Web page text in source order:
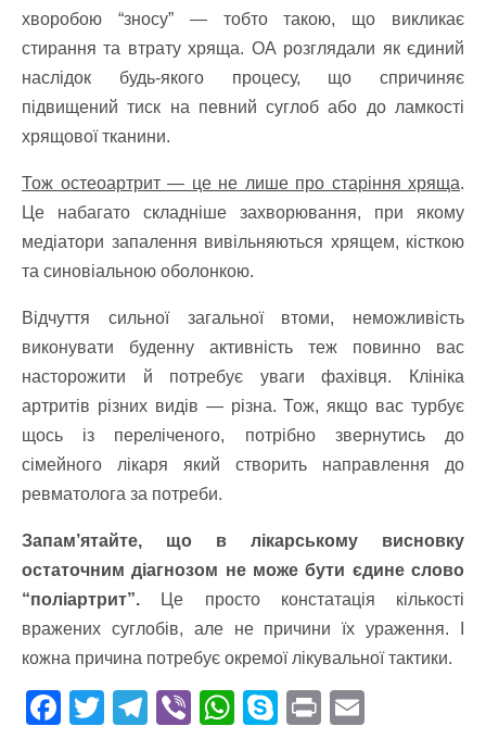
хворобою “зносу” — тобто такою, що викликає
стирання та втрату хряща. ОА розглядали як єдиний
наслідок будь-якого процесу, що спричиняє
підвищений тиск на певний суглоб або до ламкості
хрящової тканини.
Тож остеоартрит — це не лише про старіння хряща.
Це набагато складніше захворювання, при якому
медіатори запалення вивільняються хрящем, кісткою
та синовіальною оболонкою.
Відчуття сильної загальної втоми, неможливість
виконувати буденну активність теж повинно вас
насторожити й потребує уваги фахівця.
Клініка
артритів різних видів — різна. Тож, якщо вас турбує
щось із переліченого, потрібно звернутись до
сімейного лікаря який створить направлення до
ревматолога за потреби.
Запам’ятайте, що в лікарському висновку
остаточним діагнозом не може бути єдине слово
“поліартрит”. Це просто констатація кількості
вражених суглобів, але не причини їх ураження. І
кожна причина потребує окремої лікувальної тактики.
F T T Vi W S Pr